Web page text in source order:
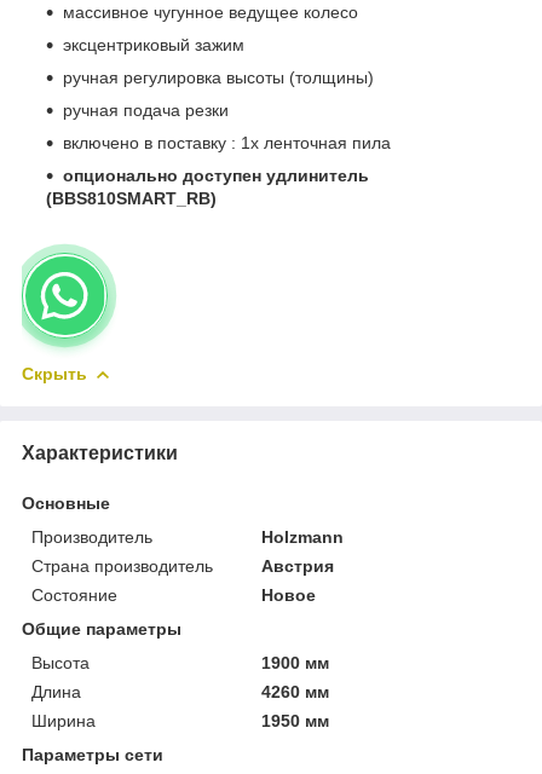
массивное чугунное ведущее колесо
эксцентриковый зажим
ручная регулировка высоты (толщины)
ручная подача резки
включено в поставку : 1x ленточная пила
опционально доступен удлинитель
(BBS810SMART_RB)
Скрыть
Характеристики
Основные
Производитель
Holzmann
Страна производитель
Австрия
Состояние
Новое
Общие параметры
Высота
1900 мм
Длина
4260 мм
Ширина
1950 мм
Параметры сети